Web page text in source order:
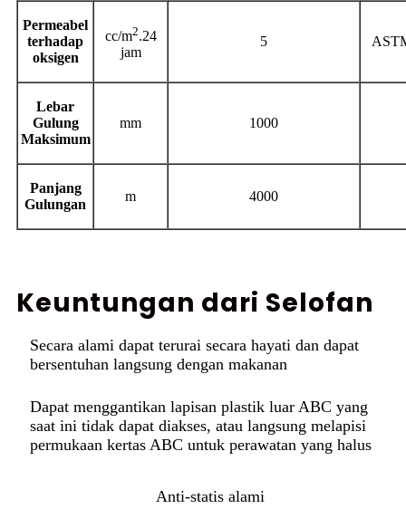
Permeabel
terhadap
oksigen
cc/m2.24
jam
5
Lebar
Gulung
Maksimum
mm 1000
Panjang
Gulungan
m 4000
Keuntungan dari Selofan
Secara alami dapat terurai secara hayati dan dapat
bersentuhan langsung dengan makanan
Dapat menggantikan lapisan plastik luar ABC yang
saat ini tidak dapat diakses, atau langsung melapisi
permukaan kertas ABC untuk perawatan yang halus
Anti-statis alami